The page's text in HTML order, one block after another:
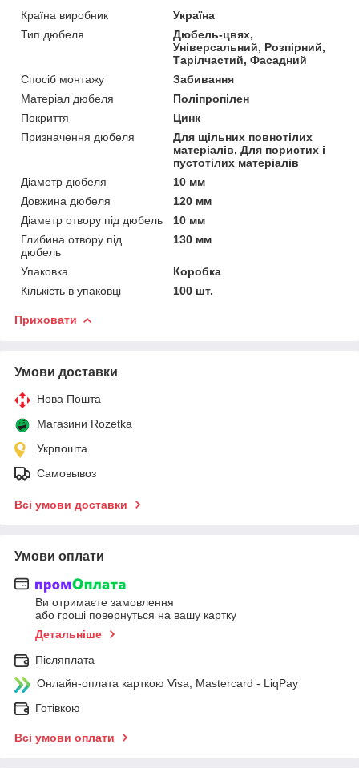
Країна виробник
Україна
Тип дюбеля
Дюбель-цвях,
Універсальний, Розпірний,
Тарілчастий, Фасадний
Спосіб монтажу
Забивання
Матеріал дюбеля
Поліпропілен
Покриття
Цинк
Призначення дюбеля
Для щільних повнотілих
матеріалів, Для пористих і
пустотілих матеріалів
Діаметр дюбеля
10 мм
Довжина дюбеля
120 мм
Діаметр отвору під дюбель
10 мм
Глибина отвору під
дюбель
130 мм
Упаковка
Коробка
Кількість в упаковці
100 шт.
Приховати
Умови доставки
Нова Пошта
Магазини Rozetka
Укрпошта
Самовывоз
Всі умови доставки
Умови оплати
Ви отримаєте замовлення
або гроші повернуться на вашу картку
Детальніше
Післяплата
Онлайн-оплата карткою Visa, Mastercard - LiqPay
Готівкою
Всі умови оплати